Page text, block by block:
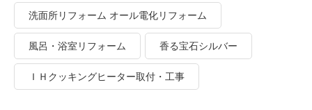
洗面所リフォーム オール電化リフォーム
風呂・浴室リフォーム 香る宝石シルバー
ＩＨクッキングヒーター取付・工事